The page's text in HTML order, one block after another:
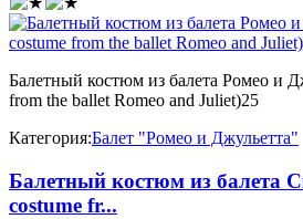
Балетный костюм из балета Ромео и
from the ballet Romeo and Juliet)25
Категория:Балет "Ромео и Джульетта"
Балетный костюм из балета
costume fr...